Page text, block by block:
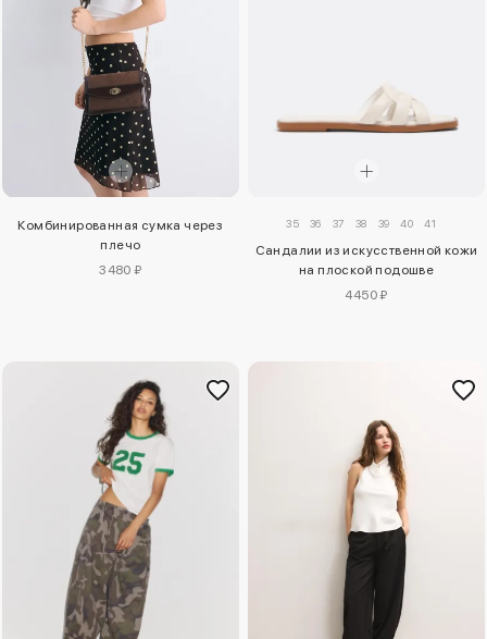
Комбинированная сумка через
плечо
3480 ₽
35 36 37 38 39 40 41
Сандалии из искусственной кожи
на плоской подошве
4450 ₽